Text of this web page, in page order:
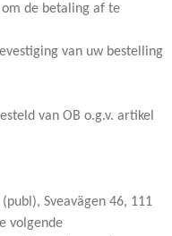
de betaling af te
van uw bestelling
van OB o.g.v. artikel
Sveavägen 46, 111
volgende